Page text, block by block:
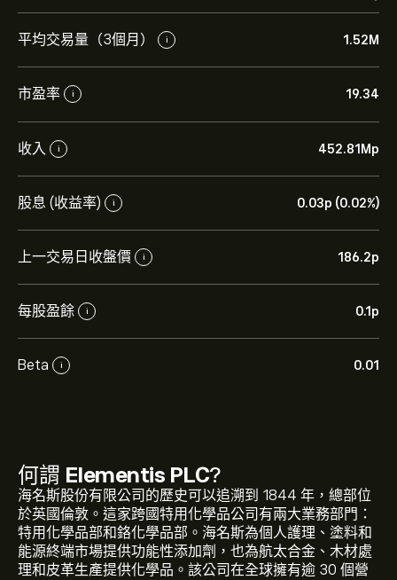
平均交易量（3個月） i 1.52M
市盈率 i 19.34
收入 i 452.81M‎p‎
股息 (收益率) i 0.03‎p‎ (0.02%)
上一交易日收盤價 i 186.2‎p‎
每股盈餘 i 0.1‎p‎
Beta i 0.01
何謂 Elementis PLC?
海名斯股份有限公司的歷史可以追溯到 1844 年，總部位
於英國倫敦。這家跨國特用化學品公司有兩大業務部門：
特用化學品部和鉻化學品部。海名斯為個人護理、塗料和
能源終端市場提供功能性添加劑，也為航太合金、木材處
理和皮革生產提供化學品。該公司在全球擁有逾 30 個營